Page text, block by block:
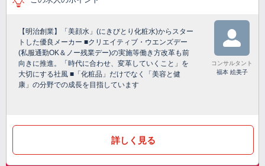
【明治創業】「美顔水」(にきびとり化粧水)からスター
トした優良メーカー ■クリエイティブ・ウエンズデー
(私服通勤OK＆ノー残業デー)の実施等働き方改革も前
向きに推進。「時代に合わせ、変革していくこと」を
大切にする社風 ■「化粧品」だけでなく「美容と健
康」の分野での成長を目指しています
コンサルタント
福本 絵美子
詳しく見る